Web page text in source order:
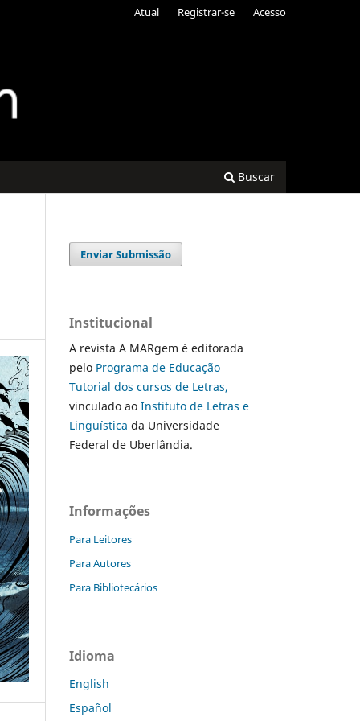
Buscar
Atual Registrar-se Acesso
Enviar Submissão
Institucional
A revista A MARgem é editorada
pelo Programa de Educação
Tutorial dos cursos de Letras,
vinculado ao Instituto de Letras e
Linguística da Universidade
Federal de Uberlândia.
Informações
Para Leitores
Para Autores
Para Bibliotecários
Idioma
English
Español